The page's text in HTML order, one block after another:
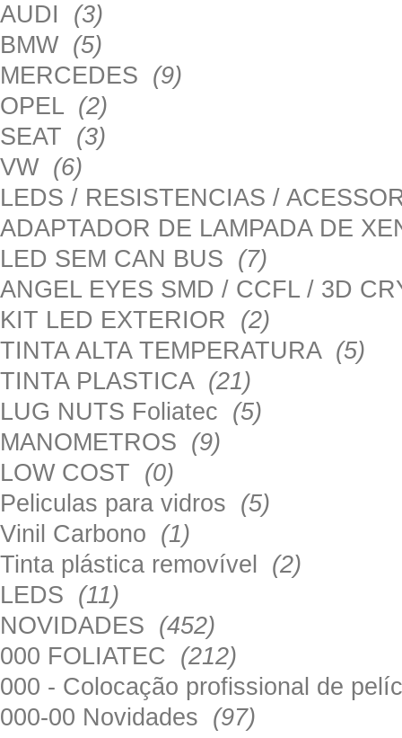
AUDI (3)
BMW (5)
MERCEDES (9)
OPEL (2)
SEAT (3)
VW (6)
LEDS / RESISTENCIAS /
ADAPTADOR DE LAMPADA DE
LED SEM CAN BUS (7)
ANGEL EYES SMD / CCFL / 3D
KIT LED EXTERIOR (2)
TINTA ALTA TEMPERATURA (5)
TINTA PLASTICA (21)
LUG NUTS Foliatec (5)
MANOMETROS (9)
LOW COST (0)
Peliculas para vidros (5)
Vinil Carbono (1)
Tinta plástica removível (2)
LEDS (11)
NOVIDADES (452)
000 FOLIATEC (212)
000 - Colocação profissional de
000-00 Novidades (97)